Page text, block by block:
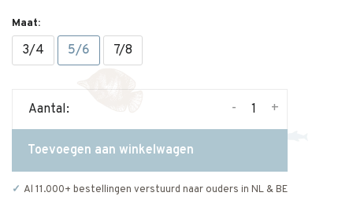
Maat:
3/4 5/6 7/8
Aantal: +
-
Toevoegen aan winkelwagen
Al 11.000+ bestellingen verstuurd naar ouders in NL & BE